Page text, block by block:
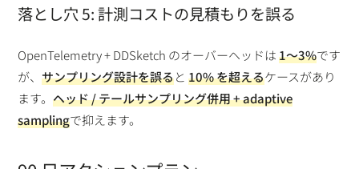
落とし穴 5: 計測コストの見積もりを誤る
OpenTelemetry + DDSketch のオーバーヘッドは1〜3%です
が、サンプリング設計を誤ると10% を超えるケースがあり
ます。ヘッド / テールサンプリング併用 + adaptive
samplingで抑えます。